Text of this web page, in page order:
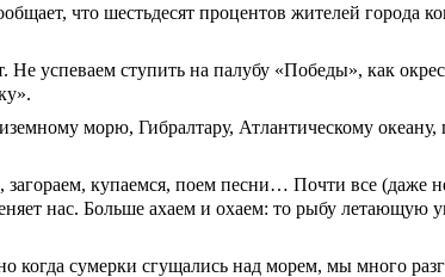
что шестьдесят процентов жителей
успеваем ступить на палубу «Победы», как
морю, Гибралтару, Атлантическому
купаемся, поем песни… Почти все
нас. Больше ахаем и охаем: то рыбу
когда сумерки сгущались над морем, мы много